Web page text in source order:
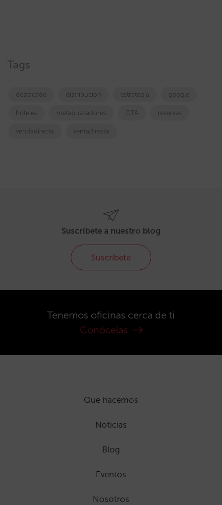
Tags
destacado distribucion estrategia google
hoteles metabuscadores OTA reservas
vendadirecta ventadirecta
Suscríbete a nuestro blog
Suscríbete
Tenemos oficinas cerca de ti
Conócelas
Que hacemos
Noticias
Blog
Eventos
Nosotros